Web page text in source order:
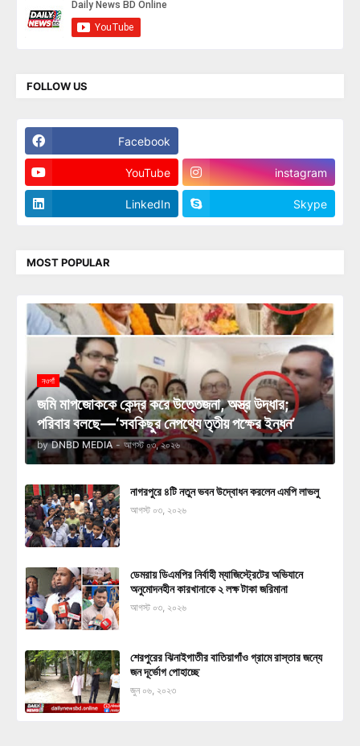
FOLLOW US
Facebook
YouTube instagram
LinkedIn Skype
MOST POPULAR
নওগাঁ
জমি মাপজোককে কেন্দ্র করে উত্তেজনা, অস্ত্র উদ্ধার;
পরিবার বলছে—‘সবকিছুর নেপথ্যে তৃতীয় পক্ষের ইন্ধন’
by DNBD MEDIA - আগস্ট ০৩, ২০২৬
নাগরপুরে ৪টি নতুন ভবন উদ্বোধন করলেন এমপি লাভলু
আগস্ট ০৩, ২০২৬
ডেমরায় ডিএমপির নির্বাহী ম্যাজিস্ট্রেটের অভিযানে
অনুমোদনহীন কারখানাকে ২ লক্ষ টাকা জরিমানা
আগস্ট ০৩, ২০২৬
শেরপুরের ঝিনাইগাতীর বাতিয়াগাঁও গ্রামে রাস্তার জন্যে
জন দূর্ভোগ পোহাচ্ছে
জুন ০৬, ২০২৩